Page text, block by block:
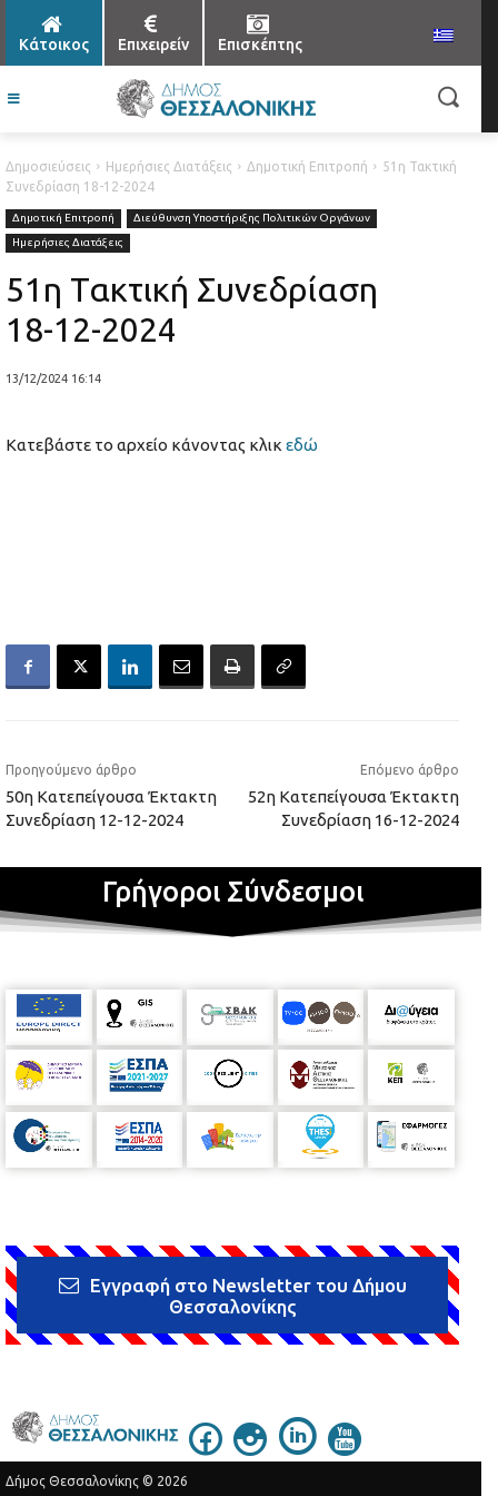
Κάτοικος Επιχειρείν Επισκέπτης
Δημοσιεύσεις Ημερήσιες Διατάξεις Δημοτική Επιτροπή
51η Τακτική
Συνεδρίαση 18-12-2024
Δημοτική Επιτροπή
Διεύθυνση Υποστήριξης Πολιτικών Οργάνων
Ημερήσιες Διατάξεις
51η Τακτική Συνεδρίαση
18-12-2024
13/12/2024 16:14
Κατεβάστε το αρχείο κάνοντας κλικ εδώ
Προηγούμενο άρθρο
50η Κατεπείγουσα Έκτακτη
Συνεδρίαση 12-12-2024
Επόμενο άρθρο
52η Κατεπείγουσα Έκτακτη
Συνεδρίαση 16-12-2024
Γρήγοροι Σύνδεσμοι
Εγγραφή στο Newsletter του Δήμου
Θεσσαλονίκης
Δήμος Θεσσαλονίκης © 2026